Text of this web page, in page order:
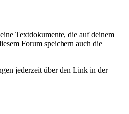
Textdokumente, die auf deinem
Forum speichern auch die
jederzeit über den Link in der